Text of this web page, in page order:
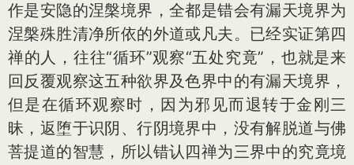
作是安隐的涅槃境界，全都是错会有漏天境界为
涅槃殊胜清净所依的外道或凡夫。已经实证第四
禅的人，往往“循环”观察“五处究竟”，也就是来
回反覆观察这五种欲界及色界中的有漏天境界，
但是在循环观察时，因为邪见而退转于金刚三
昧，返堕于识阴、行阴境界中，没有解脱道与佛
菩提道的智慧，所以错认四禅为三界中的究竟境